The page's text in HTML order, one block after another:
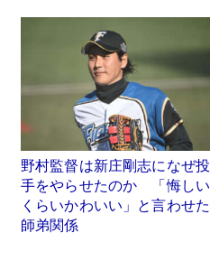
野村監督は新庄剛志になぜ投
手をやらせたのか 「悔しい
くらいかわいい」と言わせた
師弟関係